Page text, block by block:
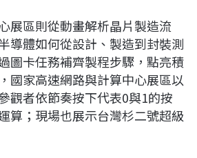
展區則從動畫解析晶片製造流
導體如何從設計、製造到封裝測
圖卡任務補齊製程步驟，點亮積
國家高速網路與計算中心展區以
觀者依節奏按下代表0與1的按
算；現場也展示台灣杉二號超級